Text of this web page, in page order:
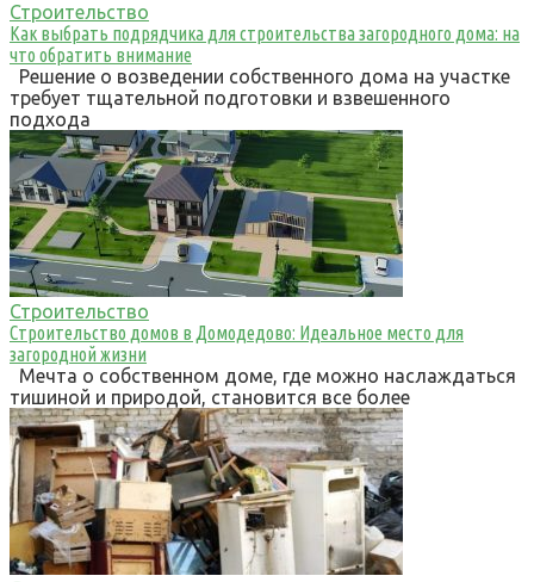
Строительство
Как выбрать подрядчика для строительства загородного дома: на
что обратить внимание
Решение о возведении собственного дома на участке
требует тщательной подготовки и взвешенного
подхода
Строительство
Строительство домов в Домодедово: Идеальное место для
загородной жизни
Мечта о собственном доме, где можно наслаждаться
тишиной и природой, становится все более